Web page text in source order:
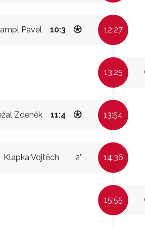
Pavel 10:3 12:27
13:25
Zdeněk 11:4 13:54
Klapka Vojtěch 2" 14:36
15:55